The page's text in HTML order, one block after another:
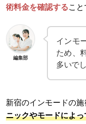
術料金を確認すること
編集部
インモ
ため、
多いで
新宿のインモードの施
ニックやモードによ